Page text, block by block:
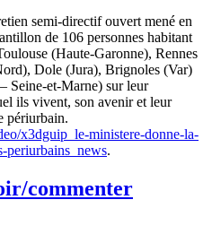
semi-directif ouvert mené en
de 106 personnes habitant
(Haute-Garonne), Rennes
Dole (Jura), Brignoles (Var)
Seine-et-Marne) sur leur
ils vivent, son avenir et leur
périurbain.
x3dguip_le-ministere-donne-la-
periurbains_news.
commenter